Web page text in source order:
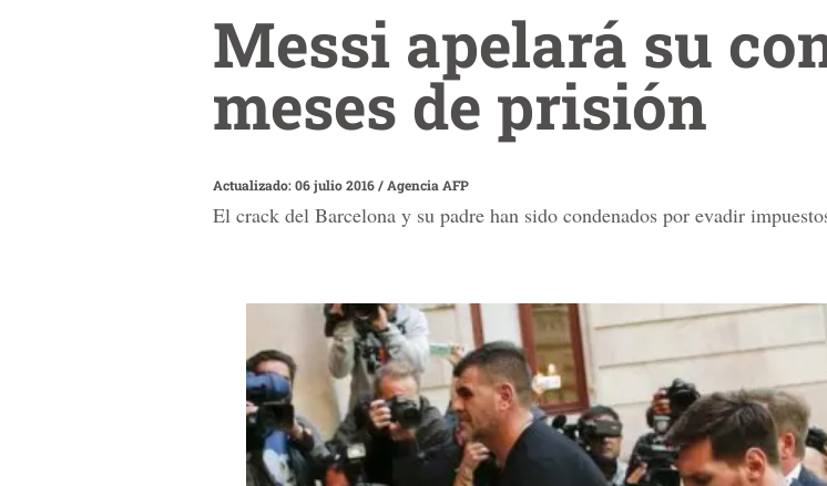
Messi apelará su
meses de prisión
Actualizado: 06 julio 2016/ Agencia AFP
El crack del Barcelona y su padre han sido condenados por evadir